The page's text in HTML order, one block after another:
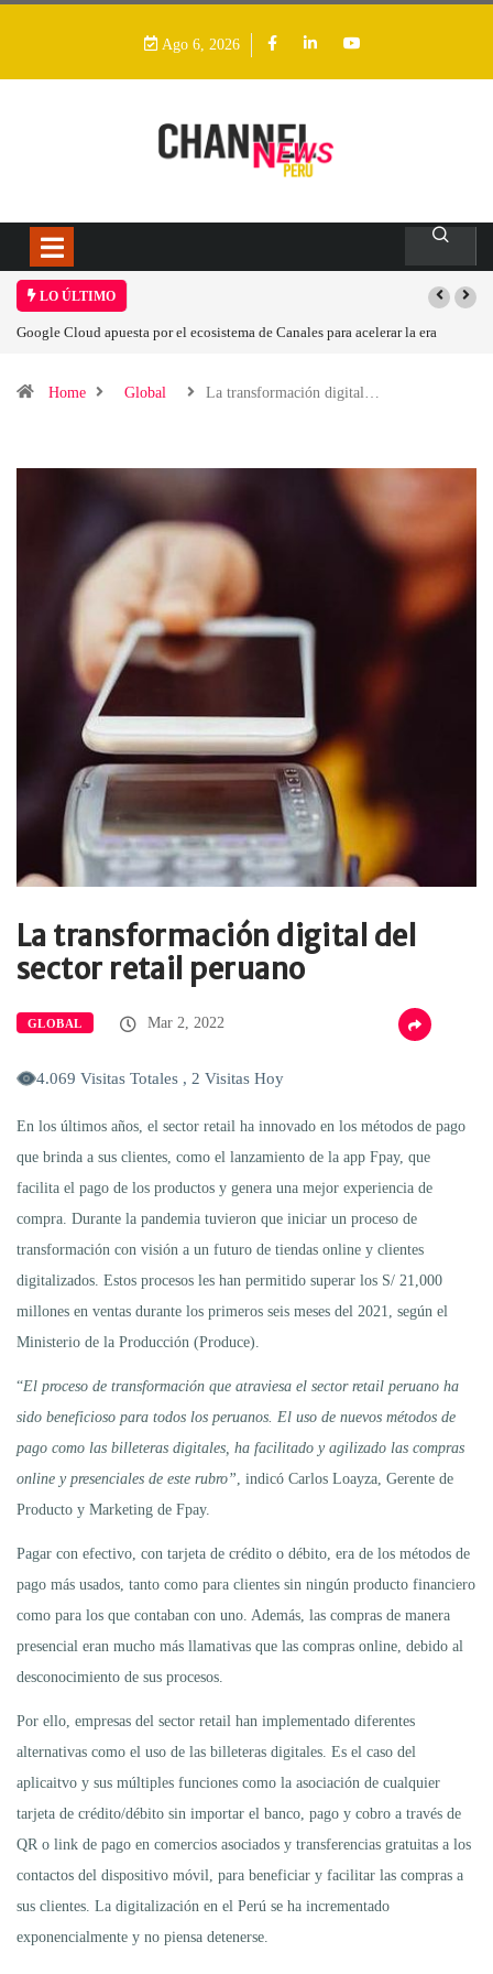
Ago 6, 2026
LO ÚLTIMO
Cloud apuesta por el ecosistema de Canales para acelerar la era
Las
Home Global La transformación digital…
La transformación digital del
sector retail peruano
GLOBAL Mar 2, 2022
4.069 Visitas Totales , 2 Visitas Hoy
En los últimos años, el sector retail ha innovado en los métodos de pago
que brinda a sus clientes, como el lanzamiento de la app Fpay, que
facilita el pago de los productos y genera una mejor experiencia de
compra. Durante la pandemia tuvieron que iniciar un proceso de
transformación con visión a un futuro de tiendas online y clientes
digitalizados. Estos procesos les han permitido superar los S/ 21,000
millones en ventas durante los primeros seis meses del 2021, según el
Ministerio de la Producción (Produce).
“El proceso de transformación que atraviesa el sector retail peruano ha
sido beneficioso para todos los peruanos. El uso de nuevos métodos de
pago como las billeteras digitales, ha facilitado y agilizado las compras
online y presenciales de este rubro” , indicó Carlos Loayza, Gerente de
Producto y Marketing de Fpay.
Pagar con efectivo, con tarjeta de crédito o débito, era de los métodos de
pago más usados, tanto como para clientes sin ningún producto financiero
como para los que contaban con uno. Además, las compras de manera
presencial eran mucho más llamativas que las compras online, debido al
desconocimiento de sus procesos.
Por ello, empresas del sector retail han implementado diferentes
alternativas como el uso de las billeteras digitales. Es el caso del
aplicaitvo y sus múltiples funciones como la asociación de cualquier
tarjeta de crédito/débito sin importar el banco, pago y cobro a través de
QR o link de pago en comercios asociados y transferencias gratuitas a los
contactos del dispositivo móvil, para beneficiar y facilitar las compras a
sus clientes. La digitalización en el Perú se ha incrementado
exponencialmente y no piensa detenerse.